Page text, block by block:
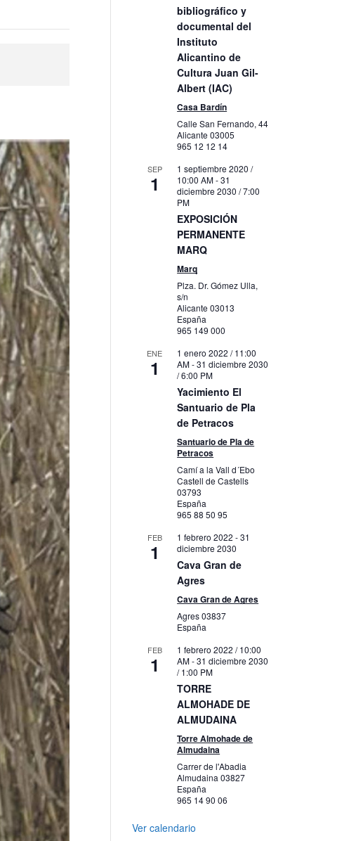
bibliográfico y
documental del
Instituto
Alicantino de
Cultura Juan Gil-
Albert (IAC)
Casa Bardín
Calle San Fernando, 44
Alicante03005
965 12 12 14
SEP
1
1 septiembre 2020 /
10:00 AM-31
diciembre 2030 / 7:00
PM
EXPOSICIÓN
PERMANENTE
MARQ
Marq
Plza. Dr. Gómez Ulla,
s/n
Alicante03013
España
965 149 000
ENE
1
1 enero 2022 / 11:00
AM-31 diciembre 2030
/ 6:00 PM
Yacimiento El
Santuario de Pla
de Petracos
Santuario de Pla de
Petracos
Camí a la Vall d´Ebo
Castell de Castells
03793
España
965 88 50 95
FEB
1
1 febrero 2022 -31
diciembre 2030
Cava Gran de
Agres
Cava Gran de Agres
Agres03837
España
FEB
1
1 febrero 2022 / 10:00
AM-31 diciembre 2030
/ 1:00 PM
TORRE
ALMOHADE DE
ALMUDAINA
Torre Almohade de
Almudaina
Carrer de l'Abadia
Almudaina03827
España
965 14 90 06
Ver calendario